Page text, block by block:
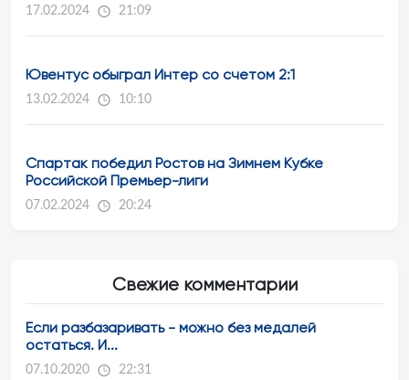
17.02.2024 21:09
Ювентус обыграл Интер со счетом 2:1
13.02.2024 10:10
Спартак победил Ростов на Зимнем Кубке
Российской Премьер-лиги
07.02.2024 20:24
Свежие комментарии
Если разбазаривать - можно без медалей
остаться. И...
07.10.2020 22:31